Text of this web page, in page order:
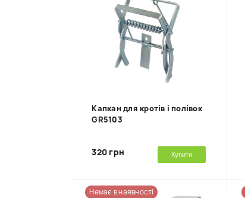
Капкан для кротів і полівок
GR5103
320 грн Купити
Немає в наявності